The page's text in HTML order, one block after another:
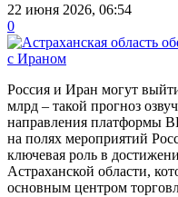
22 июня 2026, 06:54
0
Россия и Иран могут
млрд – такой прогноз
направления платформы
на полях мероприятий
ключевая роль в
Астраханской области,
основным центром